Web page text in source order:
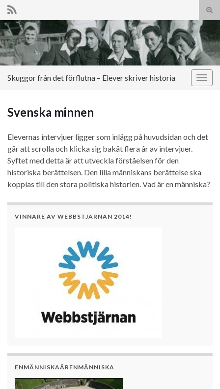
Slå
på/
Search for:
Slå
Skuggor från det förflutna – Elever skriver historia
Svenska minnen
Elevernas intervjuer ligger som inlägg på huvudsidan och det
går att scrolla och klicka sig bakåt flera år av intervjuer.
Syftet med detta är att utveckla förståelsen för den
historiska berättelsen. Den lilla människans berättelse ska
kopplas till den stora politiska historien. Vad är en människa?
VINNARE AV WEBBSTJÄRNAN 2014!
ENMÄNNISKAÄRENMÄNNISKA